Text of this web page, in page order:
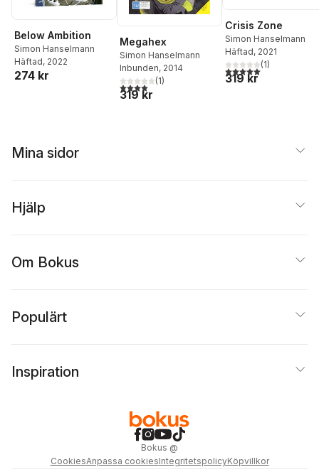
Below Ambition
Simon Hanselmann
Häftad, 2022
274 kr
Megahex
Simon Hanselmann
Inbunden, 2014
4,0utav 5 stjärnor. Totalt antal röster:
(1)
319 kr
Crisis Zone
Simon Hanselmann
Häftad, 2021
5,0utav 5 stjärnor.
(1)
319 kr
Mina sidor
Hjälp
Om Bokus
Populärt
Inspiration
Bokus @
CookiesAnpassa cookiesIntegritetspolicyKöpvillkor